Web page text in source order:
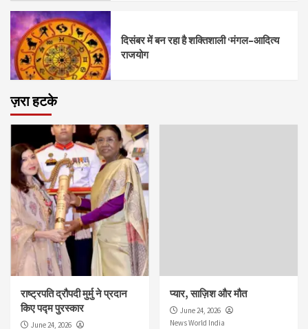
दिसंबर में बन रहा है शक्तिशाली ‘मंगल–आदित्य
राजयोग
ज़रा हटके
राष्ट्रपति द्रौपदी मुर्मु ने प्रदान
किए पद्म पुरस्कार
June 24, 2026
प्यार, साज़िश और मौत
June 24, 2026
News World India